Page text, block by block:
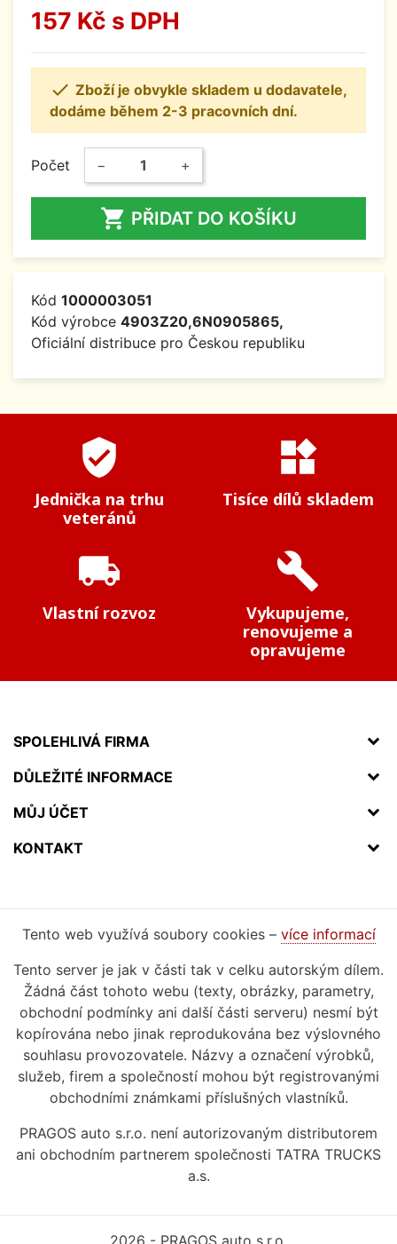
157 Kč s DPH
 Zboží je obvykle skladem u dodavatele,
dodáme během 2-3 pracovních dní.
Počet − +
 PŘIDAT DO KOŠÍKU
Kód 1000003051
Kód výrobce 4903Z20,6N0905865,
Oficiální distribuce pro Českou republiku
verified_user
Jednička na trhu
veteránů
widgets
Tisíce dílů skladem
local_shipping
Vlastní rozvoz
build
Vykupujeme,
renovujeme a
opravujeme
SPOLEHLIVÁ FIRMA
DŮLEŽITÉ INFORMACE
MŮJ ÚČET
KONTAKT
Tento web využívá soubory cookies – více informací
Tento server je jak v části tak v celku autorským dílem.
Žádná část tohoto webu (texty, obrázky, parametry,
obchodní podmínky ani další části serveru) nesmí být
kopírována nebo jinak reprodukována bez výslovného
souhlasu provozovatele. Názvy a označení výrobků,
služeb, firem a společností mohou být registrovanými
obchodními známkami příslušných vlastníků.
PRAGOS auto s.r.o. není autorizovaným distributorem
ani obchodním partnerem společnosti TATRA TRUCKS
a.s.